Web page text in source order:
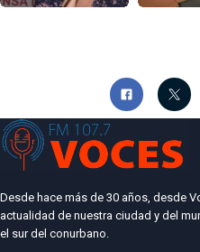
Desde hace más de 30 años, desde
actualidad de nuestra ciudad y del
el sur del conurbano.